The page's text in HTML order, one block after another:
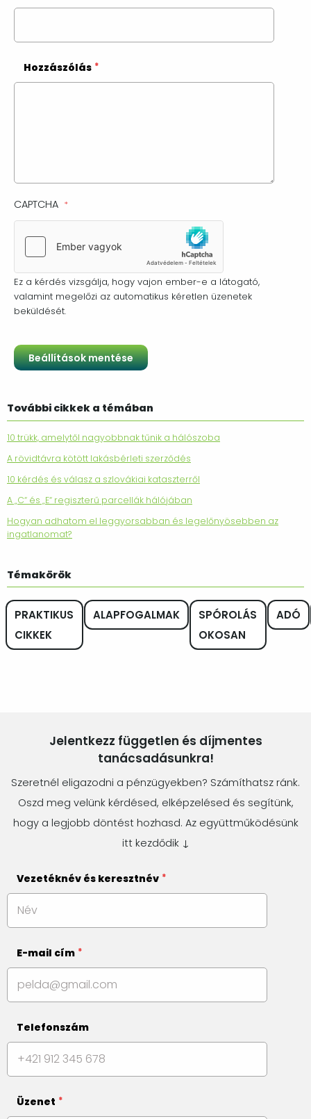
Hozzászólás
CAPTCHA
Ez a kérdés vizsgálja, hogy vajon ember-e a látogató,
valamint megelőzi az automatikus kéretlen üzenetek
beküldését.
További cikkek a témában
10 trükk, amelytől nagyobbnak tűnik a hálószoba
A rövidtávra kötött lakásbérleti szerződés
10 kérdés és válasz a szlovákiai kataszterről
A „C“ és „E“ regiszterű parcellák hálójában
Hogyan adhatom el leggyorsabban és legelőnyösebben az
ingatlanomat?
Témakörök
PRAKTIKUS
CIKKEK
ALAPFOGALMAK
SPÓROLÁS
OKOSAN
ADÓ
Jelentkezz független és díjmentes
tanácsadásunkra!
Szeretnél eligazodni a pénzügyekben? Számíthatsz ránk.
Oszd meg velünk kérdésed, elképzelésed és segítünk,
hogy a legjobb döntést hozhasd. Az együttműködésünk
itt kezdődik ↓
Vezetéknév és keresztnév
E-mail cím
Telefonszám
Üzenet